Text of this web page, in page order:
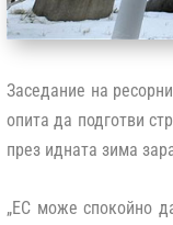
Заседание на
опита да подготви
през идната зима
„ЕС може спокойно